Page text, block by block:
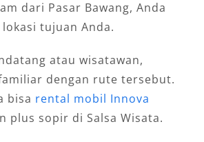
dari Pasar Bawang, Anda
tujuan Anda.
atau wisatawan,
dengan rute tersebut.
bisa rental mobil Innova
plus sopir di Salsa Wisata.